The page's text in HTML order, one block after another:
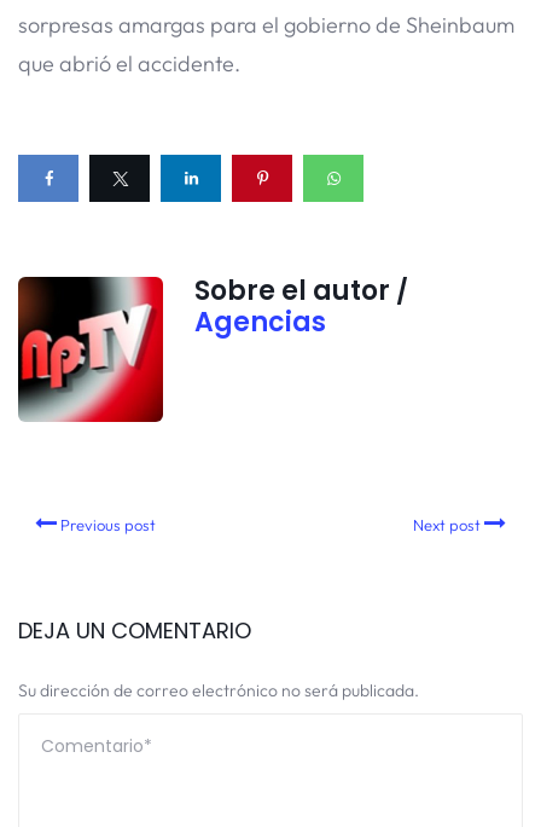
sorpresas amargas para el gobierno de Sheinbaum
que abrió el accidente.
Sobre el autor /
Agencias
Previous post Next post
DEJA UN COMENTARIO
Su dirección de correo electrónico no será publicada.